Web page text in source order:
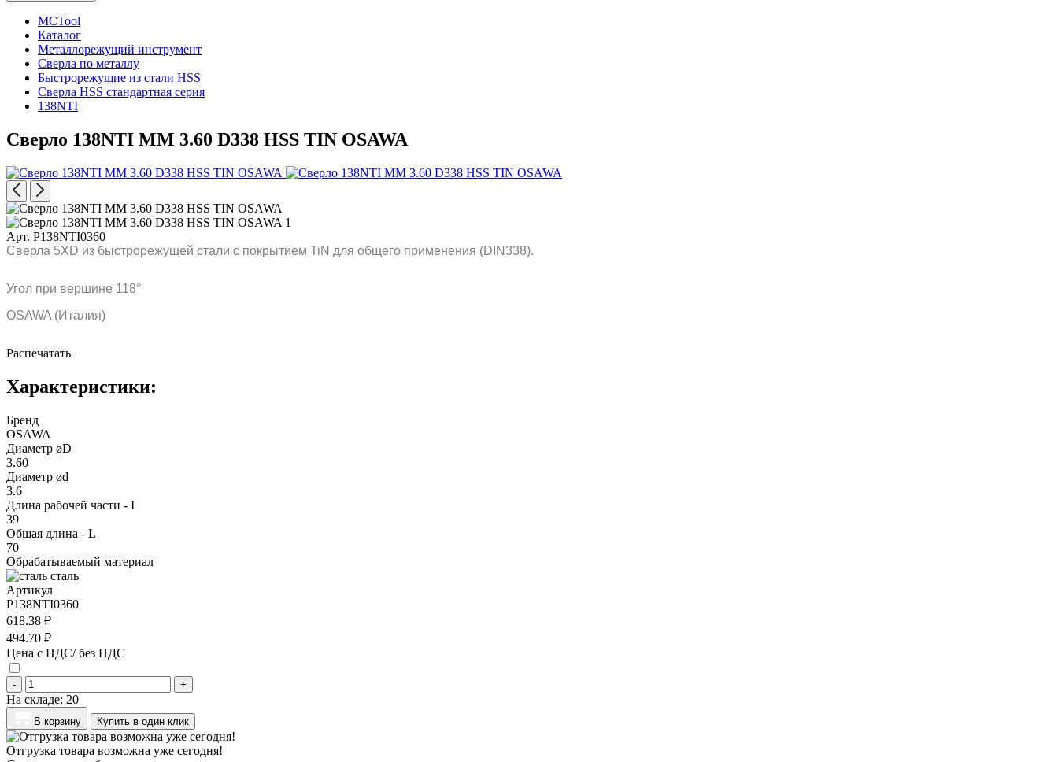
MCTool
Каталог
Металлорежущий инструмент
Сверла по металлу
Быстрорежущие из стали HSS
Сверла HSS стандартная серия
138NTI
Сверло 138NTI MM 3.60 D338 HSS TIN OSAWA
Арт. P138NTI0360
Сверла 5XD из быстрорежущей стали с покрытием TiN для общего применения (DIN338).
Угол при вершине 118°
OSAWA (Италия)
Распечатать
Характеристики:
Бренд
OSAWA
Диаметр øD
3.60
Диаметр ød
3.6
Длина рабочей части - I
39
Общая длина - L
70
Обрабатываемый материал
сталь
Артикул
P138NTI0360
618.38 ₽
494.70 ₽
Цена с НДС/ без НДС
- +
На складе: 20
В корзину Купить в один клик
Отгрузка товара возможна уже сегодня!